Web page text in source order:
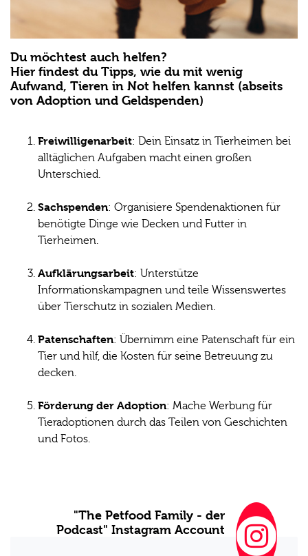
Du möchtest auch helfen?
Hier findest du Tipps, wie du mit wenig
Aufwand, Tieren in Not helfen kannst (abseits
von Adoption und Geldspenden)
Freiwilligenarbeit: Dein Einsatz in Tierheimen bei
alltäglichen Aufgaben macht einen großen
Unterschied.
Sachspenden: Organisiere Spendenaktionen für
benötigte Dinge wie Decken und Futter in
Tierheimen.
Aufklärungsarbeit: Unterstütze
Informationskampagnen und teile Wissenswertes
über Tierschutz in sozialen Medien.
Patenschaften: Übernimm eine Patenschaft für ein
Tier und hilf, die Kosten für seine Betreuung zu
decken.
Förderung der Adoption: Mache Werbung für
Tieradoptionen durch das Teilen von Geschichten
und Fotos.
"The Petfood Family - der
Podcast" Instagram Account